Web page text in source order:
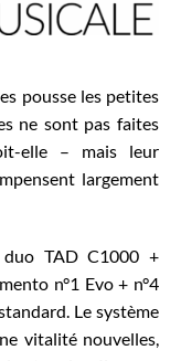
pousse les petites
ne sont pas faites
elle – mais leur
largement
duo TAD C1000 +
n°1 Evo + n°4
Le système
vitalité nouvelles,